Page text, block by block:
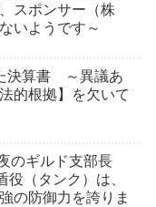
スポンサー（株
いようです～
決算書 ～異議あ
的根拠】を欠いて
のギルド支部長
（タンク）は、
の防御力を誇りま